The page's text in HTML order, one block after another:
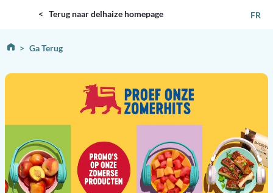
< Terug naar delhaize homepage FR
Ga Terug